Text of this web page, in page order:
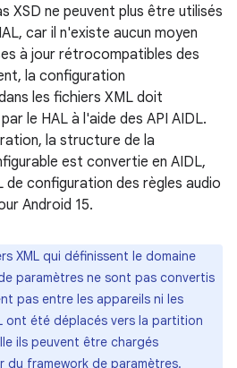
XSD ne peuvent plus être utilisés
car il n'existe aucun moyen
à jour rétrocompatibles des
la configuration
les fichiers XML doit
le HAL à l'aide des API AIDL.
la structure de la
est convertie en AIDL,
de configuration des règles audio
Android 15.
XML qui définissent le domaine
paramètres ne sont pas convertis
pas entre les appareils ni les
ont été déplacés vers la partition
ils peuvent être chargés
du framework de paramètres.